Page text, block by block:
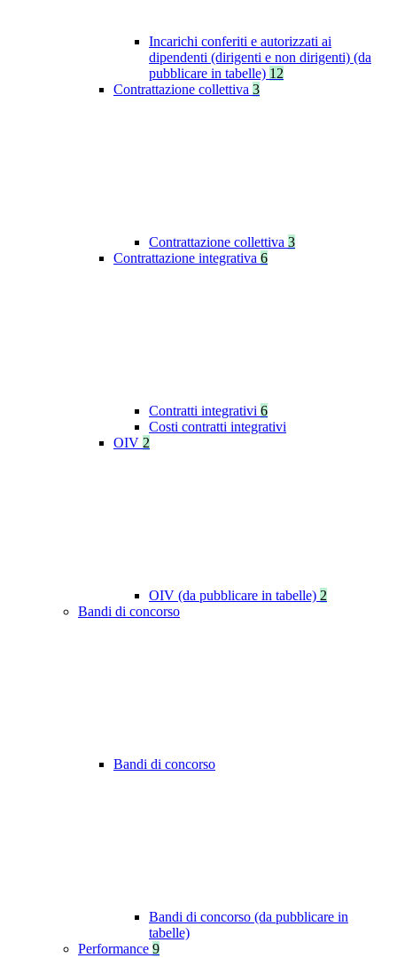
Incarichi conferiti e autorizzati ai
dipendenti (dirigenti e non dirigenti) (da
pubblicare in tabelle) 12
Contrattazione collettiva 3
Contrattazione collettiva 3
Contrattazione integrativa 6
Contratti integrativi 6
Costi contratti integrativi
OIV 2
OIV (da pubblicare in tabelle) 2
Bandi di concorso
Bandi di concorso
Bandi di concorso (da pubblicare in
tabelle)
Performance 9